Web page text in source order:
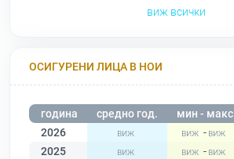
виж всички
ОСИГУРЕНИ ЛИЦА В НОИ
година средно год. мин - макс
2026
-
2025
-